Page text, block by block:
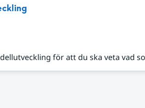
för att du ska veta vad